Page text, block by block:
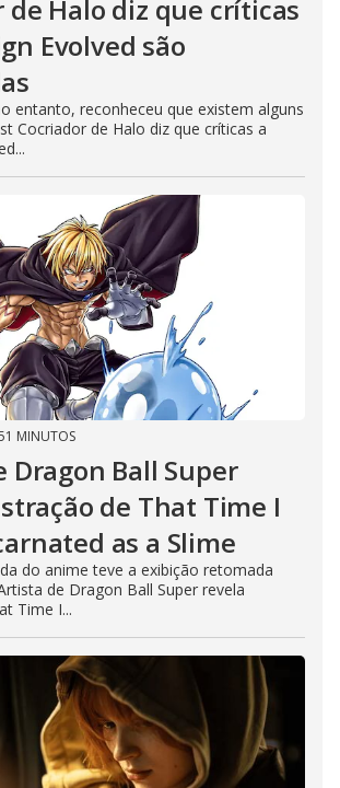
de Halo diz que críticas
Evolved são
entanto, reconheceu que existem alguns
Cocriador de Halo diz que críticas a
MINUTOS
Dragon Ball Super
de That Time I
as a Slime
do anime teve a exibição retomada
de Dragon Ball Super revela
Time I...